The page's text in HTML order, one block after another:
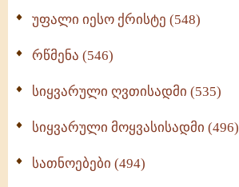
უფალი იესო ქრისტე (548)
რწმენა (546)
სიყვარული ღვთისადმი (535)
სიყვარული მოყვასისადმი (496)
სათნოებები (494)